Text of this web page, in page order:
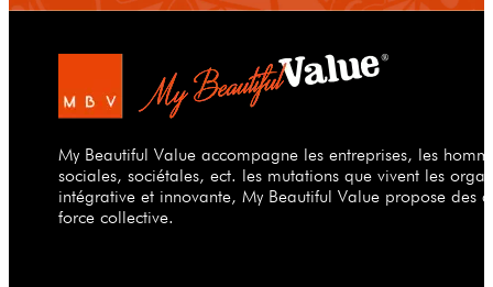
My Beautiful Value accompagne les entreprises, les
sociales, sociétales, ect. les mutations que vivent les
intégrative et innovante, My Beautiful Value propose des
force collective.